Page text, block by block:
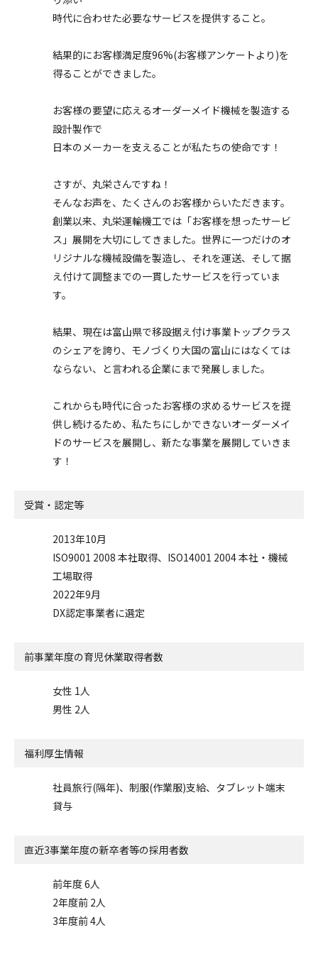
時代に合わせた必要なサービスを提供すること。
結果的にお客様満足度96%(お客様アンケートより)を
得ることができました。
お客様の要望に応えるオーダーメイド機械を製造する
設計製作で
日本のメーカーを支えることが私たちの使命です！
さすが、丸栄さんですね！
そんなお声を、たくさんのお客様からいただきます。
創業以来、丸栄運輸機工では「お客様を想ったサービ
ス」展開を大切にしてきました。世界に一つだけのオ
リジナルな機械設備を製造し、それを運送、そして据
え付けて調整までの一貫したサービスを行っていま
す。
結果、現在は富山県で移設据え付け事業トップクラス
のシェアを誇り、モノづくり大国の富山にはなくては
ならない、と言われる企業にまで発展しました。
これからも時代に合ったお客様の求めるサービスを提
供し続けるため、私たちにしかできないオーダーメイ
ドのサービスを展開し、新たな事業を展開していきま
す！
受賞・認定等
2013年10月
ISO9001 2008 本社取得、ISO14001 2004 本社・機械
工場取得
2022年9月
DX認定事業者に選定
前事業年度の育児休業取得者数
女性 1人
男性 2人
福利厚生情報
社員旅行(隔年)、制服(作業服)支給、タブレット端末
貸与
直近3事業年度の新卒者等の採用者数
前年度 6人
2年度前 2人
3年度前 4人